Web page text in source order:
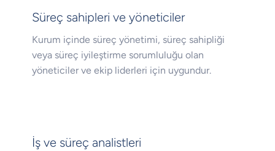
Süreç sahipleri ve yöneticiler
Kurum içinde süreç yönetimi, süreç sahipliği
veya süreç iyileştirme sorumluluğu olan
yöneticiler ve ekip liderleri için uygundur.
İş ve süreç analistleri